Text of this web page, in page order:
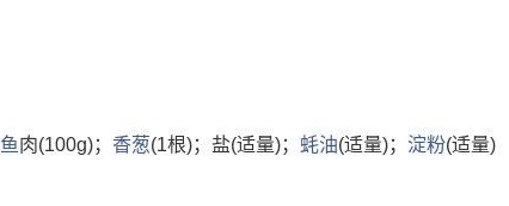
肉(100g)； 香葱(1根)；盐(适量)； 蚝油(适量)； 淀粉(适量)